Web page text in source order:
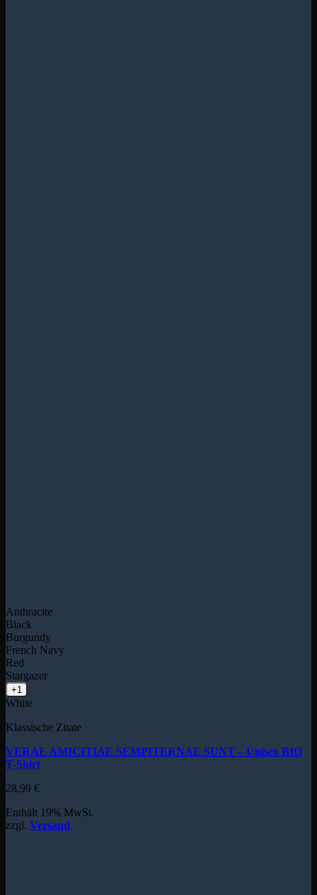
Anthracite
Black
Burgundy
French Navy
Red
Stargazer
+1
White
Klassische Zitate
VERAE AMICITIAE SEMPITERNAE SUNT – Unisex BIO
T-Shirt
28,99 €
Enthält 19% MwSt.
zzgl. Versand